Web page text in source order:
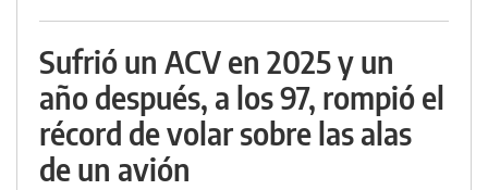
Sufrió un ACV en 2025 y un
año después, a los 97, rompió el
récord de volar sobre las alas
de un avión